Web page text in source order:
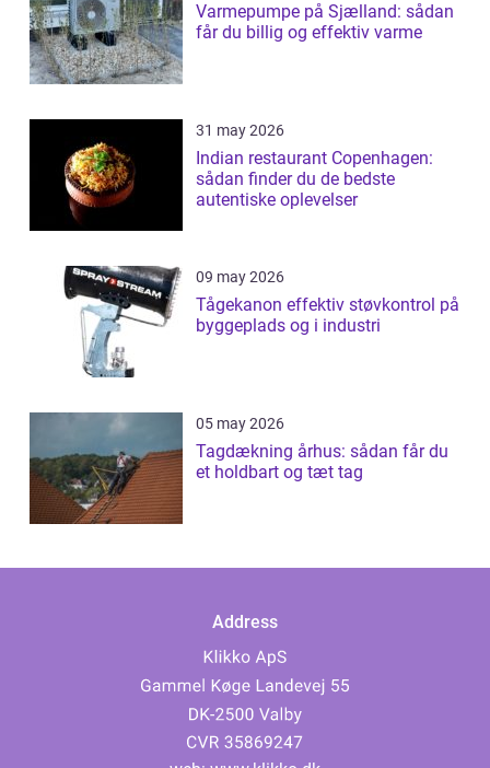
Varmepumpe på Sjælland: sådan
får du billig og effektiv varme
31 may 2026
Indian restaurant Copenhagen:
sådan finder du de bedste
autentiske oplevelser
09 may 2026
Tågekanon effektiv støvkontrol på
byggeplads og i industri
05 may 2026
Tagdækning århus: sådan får du
et holdbart og tæt tag
Address